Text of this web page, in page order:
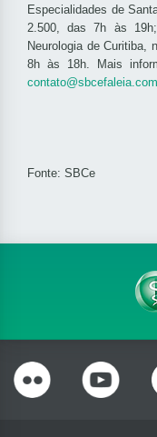
Especialidades de
2.500, das 7h às
Neurologia de Curitiba,
8h às 18h. Mais
Fonte: SBCe